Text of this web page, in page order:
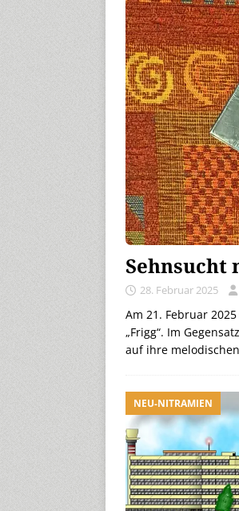
Sehnsucht
28. Februar 2025
Am 21. Februar
„Frigg“. Im
auf ihre
NEU-NITRAMIEN